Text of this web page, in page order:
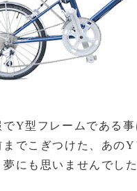
Y型フレームである
でこぎつけた、あの
にも思いませんでした